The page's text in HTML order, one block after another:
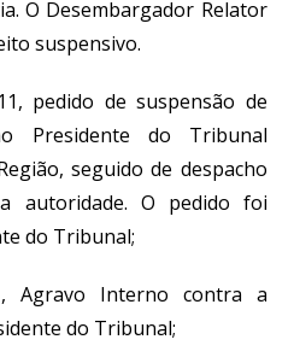
O Desembargador Relator
suspensivo.
pedido de suspensão de
Presidente do Tribunal
seguido de despacho
autoridade. O pedido foi
do Tribunal;
Agravo Interno contra a
do Tribunal;